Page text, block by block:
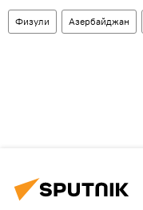
Физули Азербайджан